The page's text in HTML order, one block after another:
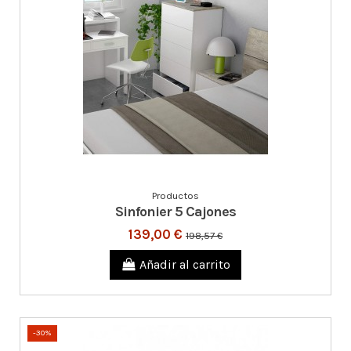
Productos
Sinfonier 5 Cajones
139,00 € 198,57 €
Añadir al carrito
-30%